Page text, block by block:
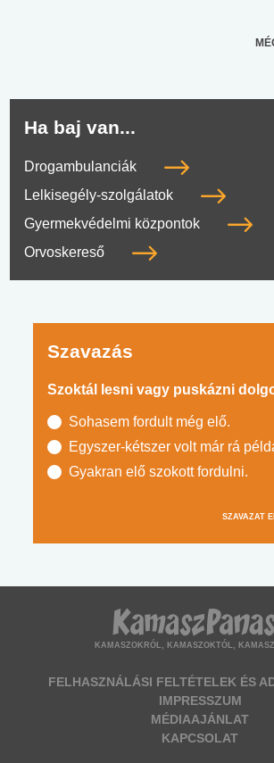
Ha baj van...
Drogambulanciák
Lelkisegély-szolgálatok
Gyermekvédelmi központok
Orvoskereső
Szavazás
Szoktál lesni vagy puskázni
Sohasem fordult még elő.
Egyszer-kétszer volt már rá
Gyakran elő szokott fordulni.
SZAVAZAT
KAMASZOKRÓL, KAMASZOKTÓL,
FELHASZNÁLÁSI FELTÉTELEK ÉS
IMPRESSZUM
MÉDIAAJÁNLAT
KAPCSOLAT